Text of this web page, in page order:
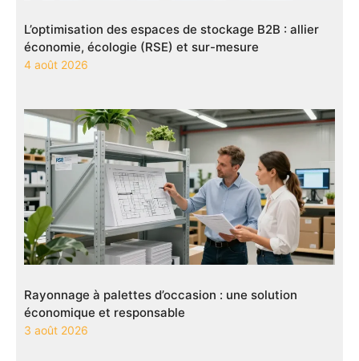
L’optimisation des espaces de stockage B2B : allier
économie, écologie (RSE) et sur-mesure
4 août 2026
Rayonnage à palettes d’occasion : une solution
économique et responsable
3 août 2026